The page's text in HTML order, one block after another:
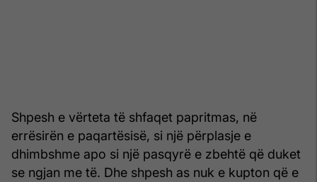
Shpesh e vërteta të shfaqet papritmas, në
errësirën e paqartë­sisë, si një përplasje e
dhimbshme apo si një pasqyrë e zbehtë që duket
se ngjan me të. Dhe shpesh as nuk e kupton që e